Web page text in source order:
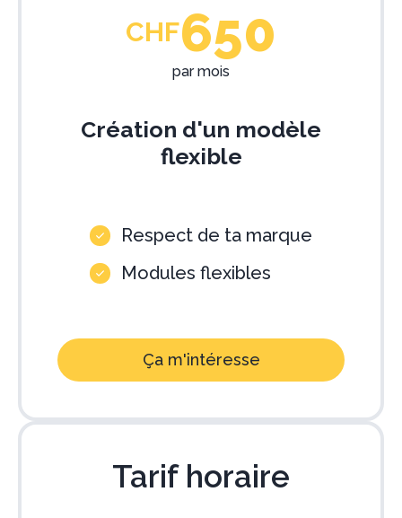
CHF650
par mois
Création d'un modèle
flexible
Respect de ta marque
Modules flexibles
Ça m'intéresse
Tarif horaire